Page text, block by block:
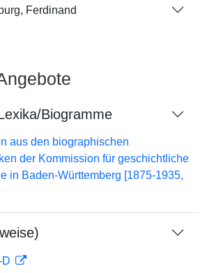
Ferdinand
Biogramme
aus den biographischen
der Kommission für geschichtliche
in Baden-Württemberg [1875-1935,